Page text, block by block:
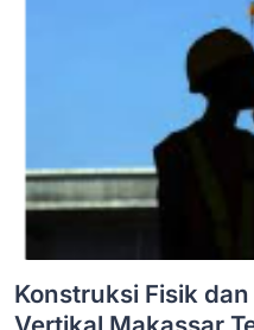
Konstruksi Fisik dan